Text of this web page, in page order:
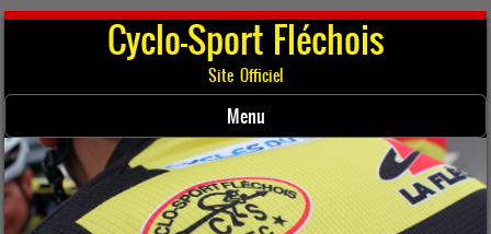
Cyclo-Sport Fléchois
Site Officiel
Menu
Skip to content